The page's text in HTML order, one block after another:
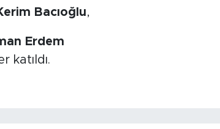
Bacıoğlu,
Erdem
katıldı.